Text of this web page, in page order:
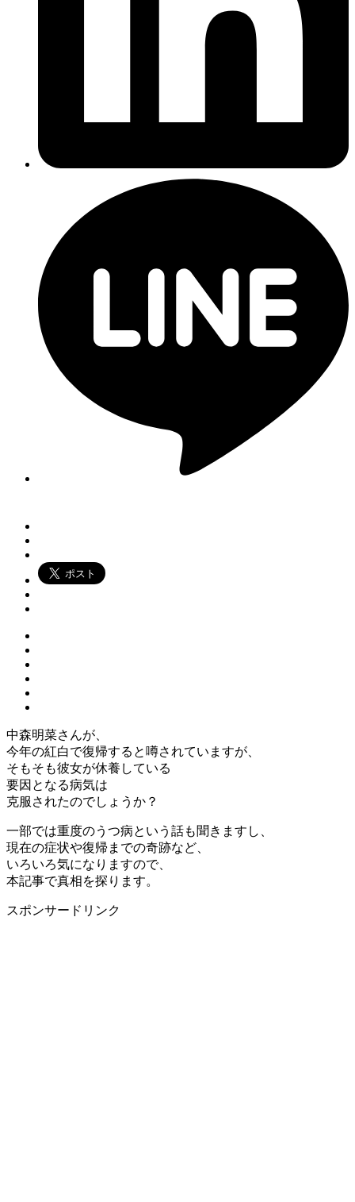
中森明菜さんが、
今年の紅白で復帰すると噂されていますが、
そもそも彼女が休養している
要因となる病気は
克服されたのでしょうか？
一部では重度のうつ病という話も聞きますし、
現在の症状や復帰までの奇跡など、
いろいろ気になりますので、
本記事で真相を探ります。
スポンサードリンク